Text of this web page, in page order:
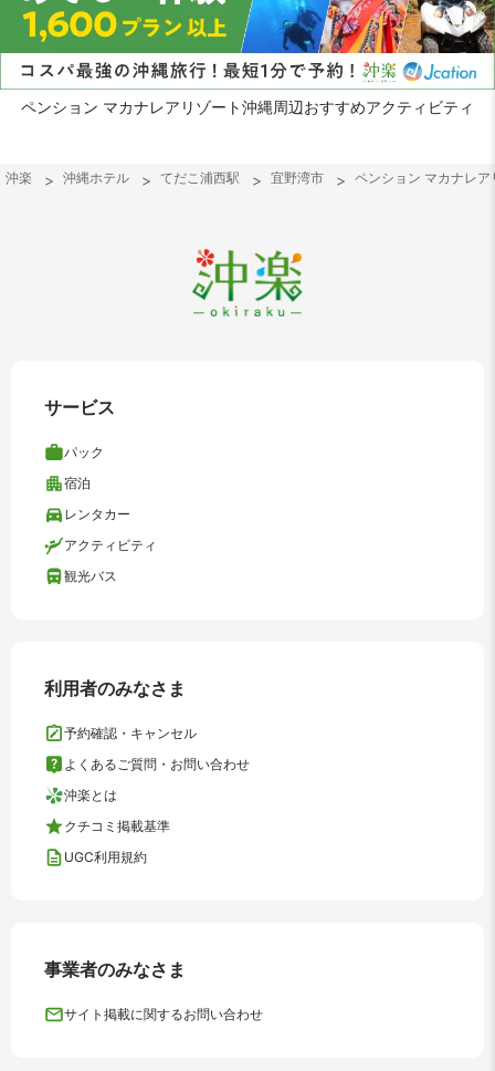
ペンション マカナレアリゾート沖縄周辺おすすめアクティビティ
沖楽 沖縄ホテル てだこ浦西駅 宜野湾市 ペンション マカナレア
サービス
パック
宿泊
レンタカー
アクティビティ
観光バス
利用者のみなさま
予約確認・キャンセル
よくあるご質問・お問い合わせ
沖楽とは
クチコミ掲載基準
UGC利用規約
事業者のみなさま
サイト掲載に関するお問い合わせ